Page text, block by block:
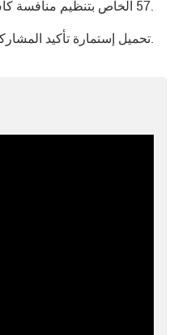
57 الخاص بتنظيم منافسة كأس الجزائر 2026 لكل الأصناف.
تحميل إستمارة تأكيد المشاركة في المنافسة.